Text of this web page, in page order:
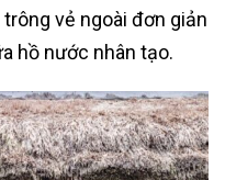
vẻ ngoài đơn giản
hồ nước nhân tạo.